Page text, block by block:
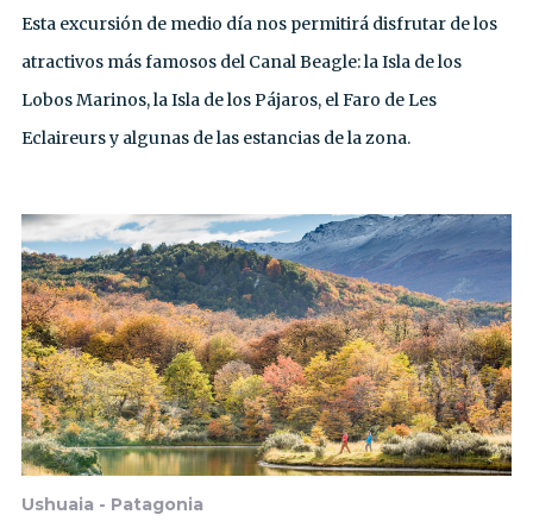
Esta excursión de medio día nos permitirá disfrutar de los
atractivos más famosos del Canal Beagle: la Isla de los
Lobos Marinos, la Isla de los Pájaros, el Faro de Les
Eclaireurs y algunas de las estancias de la zona.
Ushuaia - Patagonia